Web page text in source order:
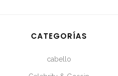
CATEGORÍAS
cabello